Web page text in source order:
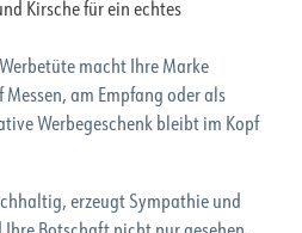
Kirsche für ein echtes
macht Ihre Marke
am Empfang oder als
Werbegeschenk bleibt im Kopf
erzeugt Sympathie und